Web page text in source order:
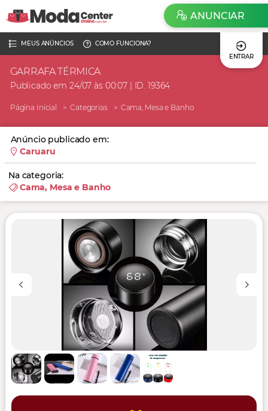
MEUS ANÚNCIOS
COMO FUNCIONA?
ENTRAR
ANUNCIAR
GARRAFA TÉRMICA
Publicado em 24/07 às 00:07 | ID. 19364
Página Inicial Categorias Cama, Mesa e Banho
Anúncio publicado em:
Caruaru
Na categoria:
Cama, Mesa e Banho